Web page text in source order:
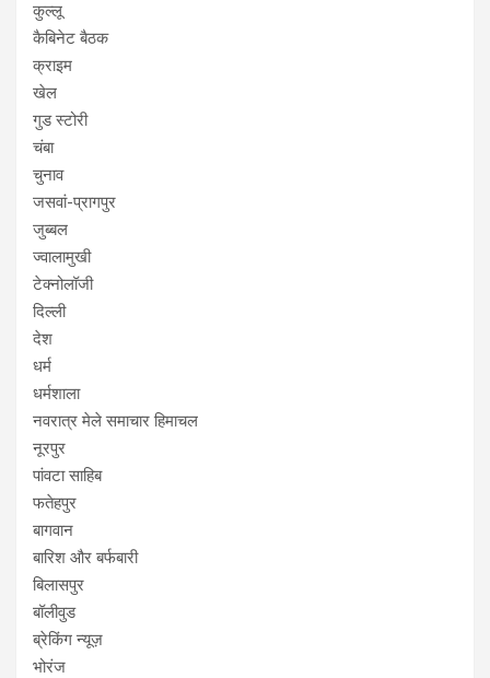
कुल्लू
कैबिनेट बैठक
क्राइम
खेल
गुड स्टोरी
चंबा
चुनाव
जसवां-प्रागपुर
जुब्बल
ज्वालामुखी
टेक्नोलॉजी
दिल्ली
देश
धर्म
धर्मशाला
नवरात्र मेले समाचार हिमाचल
नूरपुर
पांवटा साहिब
फतेहपुर
बागवान
बारिश और बर्फबारी
बिलासपुर
बॉलीवुड
ब्रेकिंग न्यूज़
भोरंज